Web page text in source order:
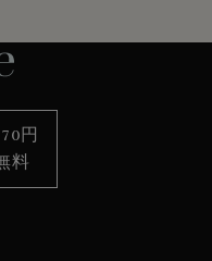
袖・カフス型から選ぶ
柄から選ぶ
カジュアルシャツ
カフスボタン
サスペンダー
バッグ
ストール・マフラー
円
料